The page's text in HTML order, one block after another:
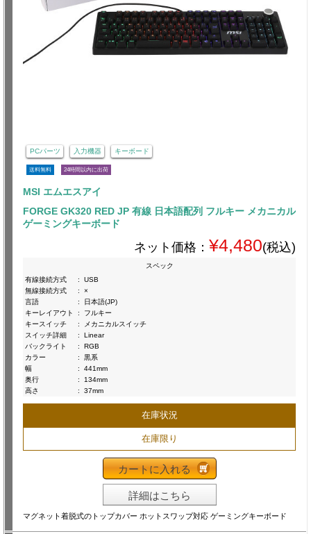
PCパーツ 入力機器 キーボード
送料無料 24時間以内に出荷
MSI エムエスアイ
FORGE GK320 RED JP 有線 日本語配列 フルキー メカニカル
ゲーミングキーボード
ネット価格： ¥4,480(税込)
スペック
有線接続方式
:
USB
無線接続方式
:
×
言語
:
日本語(JP)
キーレイアウト
:
フルキー
キースイッチ
:
メカニカルスイッチ
スイッチ詳細
:
Linear
バックライト
:
RGB
カラー
:
黒系
幅
:
441mm
奥行
:
134mm
高さ
: 37mm
在庫状況
在庫限り
カートに入れる
詳細はこちら
マグネット着脱式のトップカバー ホットスワップ対応 ゲーミングキーボード